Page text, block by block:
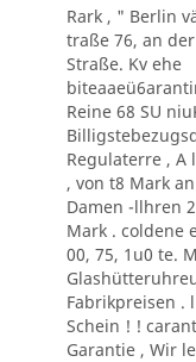
Rark , " Berlin
traße 76, an
Straße. Kv ehe
Reine 68 SU
Regulaterre , A
, von t8 Mark
Damen -llhren
Mark . coldene
00, 75, 1u0 te.
Fabrikpreisen .
Schein ! !
Garantie , Wir